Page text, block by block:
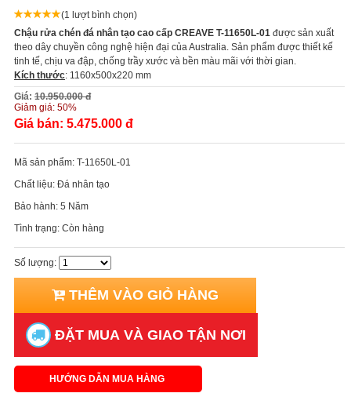
(1 lượt bình chọn)
Chậu rửa chén đá nhân tạo cao cấp CREAVE T-11650L-01 được sản xuất
theo dây chuyền công nghệ hiện đại của Australia. Sản phẩm được thiết kế
tinh tế, chịu va đập, chống trầy xước và bền màu mãi với thời gian.
Kích thước: 1160x500x220 mm
Giá: 10.950.000 đ
Giảm giá: 50%
Giá bán: 5.475.000 đ
Mã sản phẩm: T-11650L-01
Chất liệu: Đá nhân tạo
Bảo hành: 5 Năm
Tình trạng: Còn hàng
Số lượng:
THÊM VÀO GIỎ HÀNG
ĐẶT MUA VÀ GIAO TẬN NƠI
HƯỚNG DẪN MUA HÀNG